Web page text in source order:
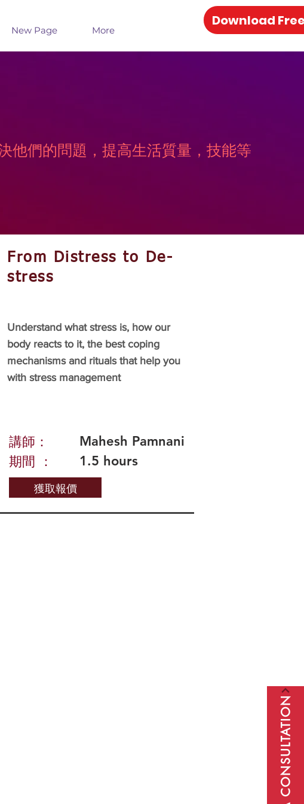
New Page More
Download
們的問題，提高生活質量，技能等
From Distress to De-
stress
Understand what stress is, how our
body reacts to it, the best coping
mechanisms and rituals that help you
with stress management
講師：
Mahesh Pamnani
期間 ：
1.5 hours
獲取報價